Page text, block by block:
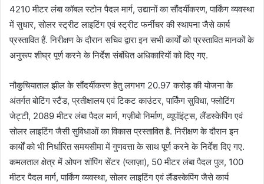
4210 मीटर लंबा कॉबल स्टोन पैदल मार्ग, उद्यानों का सौंदर्यीकरण, पार्किंग व्यवस्था
में सुधार, सोलर स्ट्रीट लाइटिंग एवं स्ट्रीट फर्नीचर की स्थापना जैसे कार्य
प्रस्तावित हैं. निरीक्षण के दौरान सचिव द्वारा इन सभी कार्यों को प्रस्तावित मानकों के
अनुरूप शीघ्र पूर्ण करने के निर्देश संबंधित अधिकारियों को दिए गए.
नौकुचियाताल झील के सौंदर्यीकरण हेतु लगभग 20.97 करोड़ की योजना के
अंतर्गत बोटिंग स्टैंड, प्रतीक्षालय एवं टिकट काउंटर, पार्किंग सुविधा, फ्लोटिंग
जेट्टी, 2089 मीटर लंबा पैदल मार्ग, गज़ीबो निर्माण, व्यूपॉइंट्स, लैंडस्केपिंग एवं
सोलर लाइटिंग जैसी सुविधाओं का विकास प्रस्तावित है. निरीक्षण के दौरान इन
कार्यों को भी निर्धारित समयसीमा में गुणवत्ता के साथ पूर्ण करने के निर्देश दिए गए.
कमलताल क्षेत्र में ओपन शॉपिंग सेंटर (प्लाज़ा), 50 मीटर लंबा पैदल पुल, 100
मीटर पैदल मार्ग, पार्किंग व्यवस्था, सोलर लाइटिंग एवं लैंडस्केपिंग जैसे कार्य